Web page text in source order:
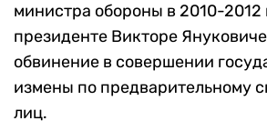
министра обороны в 2010-2012
президенте Викторе
обвинение в совершении
измены по предварительному
лиц.